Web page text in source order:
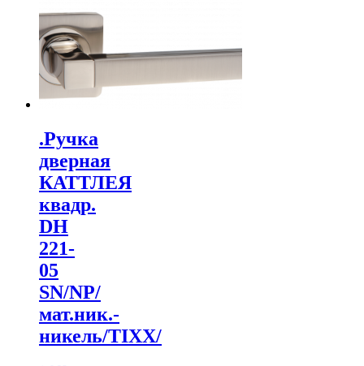
.Ручка
дверная
КАТТЛЕЯ
квадр.
DH
221-
05
SN/NP/
мат.ник.-
никель/TIXX/